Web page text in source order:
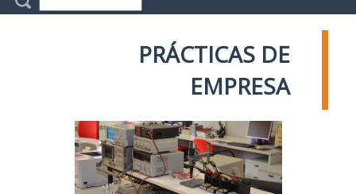
PRÁCTICAS DE
EMPRESA